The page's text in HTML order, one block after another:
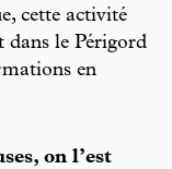
cette activité
dans le Périgord
en
on l’est